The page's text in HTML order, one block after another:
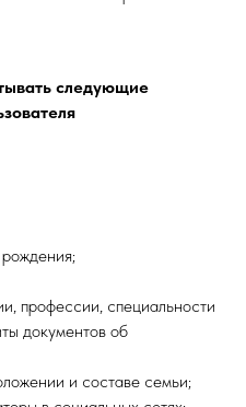
следующие
профессии, специальности
документов об
и составе семьи;